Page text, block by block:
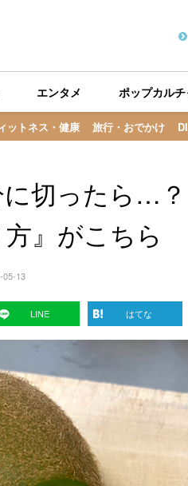
ットネス・健康 旅行・おでかけ
エンタメ ポップカル
に切ったら…
』がこちら
05-13
LINE はてな